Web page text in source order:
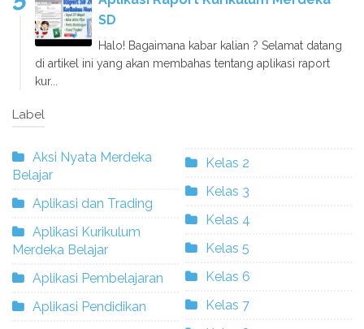
SD
Halo! Bagaimana kabar kalian ? Selamat datang
di artikel ini yang akan membahas tentang aplikasi raport
kur...
Label
Aksi Nyata Merdeka
Belajar
Aplikasi dan Trading
Aplikasi Kurikulum
Merdeka Belajar
Aplikasi Pembelajaran
Aplikasi Pendidikan
Kelas 2
Kelas 3
Kelas 4
Kelas 5
Kelas 6
Kelas 7